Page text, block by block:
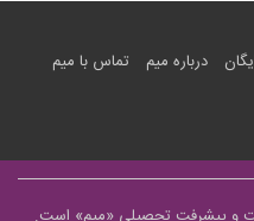
درباره میم
تماس با میم